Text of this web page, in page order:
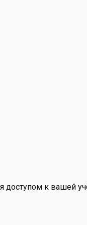
к вашей